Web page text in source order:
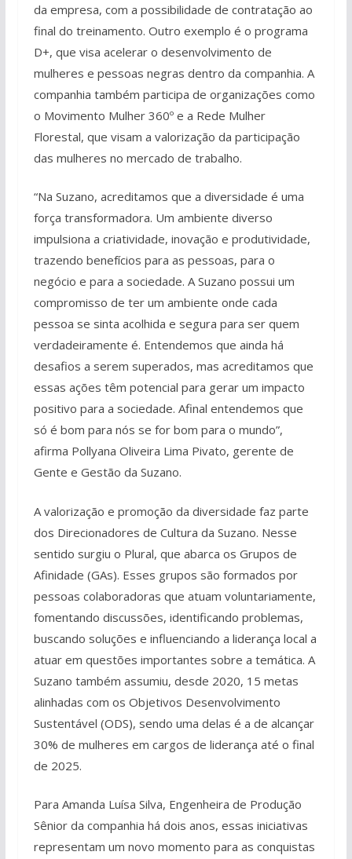
da empresa, com a possibilidade de contratação ao
final do treinamento. Outro exemplo é o programa
D+, que visa acelerar o desenvolvimento de
mulheres e pessoas negras dentro da companhia. A
companhia também participa de organizações como
o Movimento Mulher 360º e a Rede Mulher
Florestal, que visam a valorização da participação
das mulheres no mercado de trabalho.
“Na Suzano, acreditamos que a diversidade é uma
força transformadora. Um ambiente diverso
impulsiona a criatividade, inovação e produtividade,
trazendo benefícios para as pessoas, para o
negócio e para a sociedade. A Suzano possui um
compromisso de ter um ambiente onde cada
pessoa se sinta acolhida e segura para ser quem
verdadeiramente é. Entendemos que ainda há
desafios a serem superados, mas acreditamos que
essas ações têm potencial para gerar um impacto
positivo para a sociedade. Afinal entendemos que
só é bom para nós se for bom para o mundo”,
afirma Pollyana Oliveira Lima Pivato, gerente de
Gente e Gestão da Suzano.
A valorização e promoção da diversidade faz parte
dos Direcionadores de Cultura da Suzano. Nesse
sentido surgiu o Plural, que abarca os Grupos de
Afinidade (GAs). Esses grupos são formados por
pessoas colaboradoras que atuam voluntariamente,
fomentando discussões, identificando problemas,
buscando soluções e influenciando a liderança local a
atuar em questões importantes sobre a temática. A
Suzano também assumiu, desde 2020, 15 metas
alinhadas com os Objetivos Desenvolvimento
Sustentável (ODS), sendo uma delas é a de alcançar
30% de mulheres em cargos de liderança até o final
de 2025.
Para Amanda Luísa Silva, Engenheira de Produção
Sênior da companhia há dois anos, essas iniciativas
representam um novo momento para as conquistas